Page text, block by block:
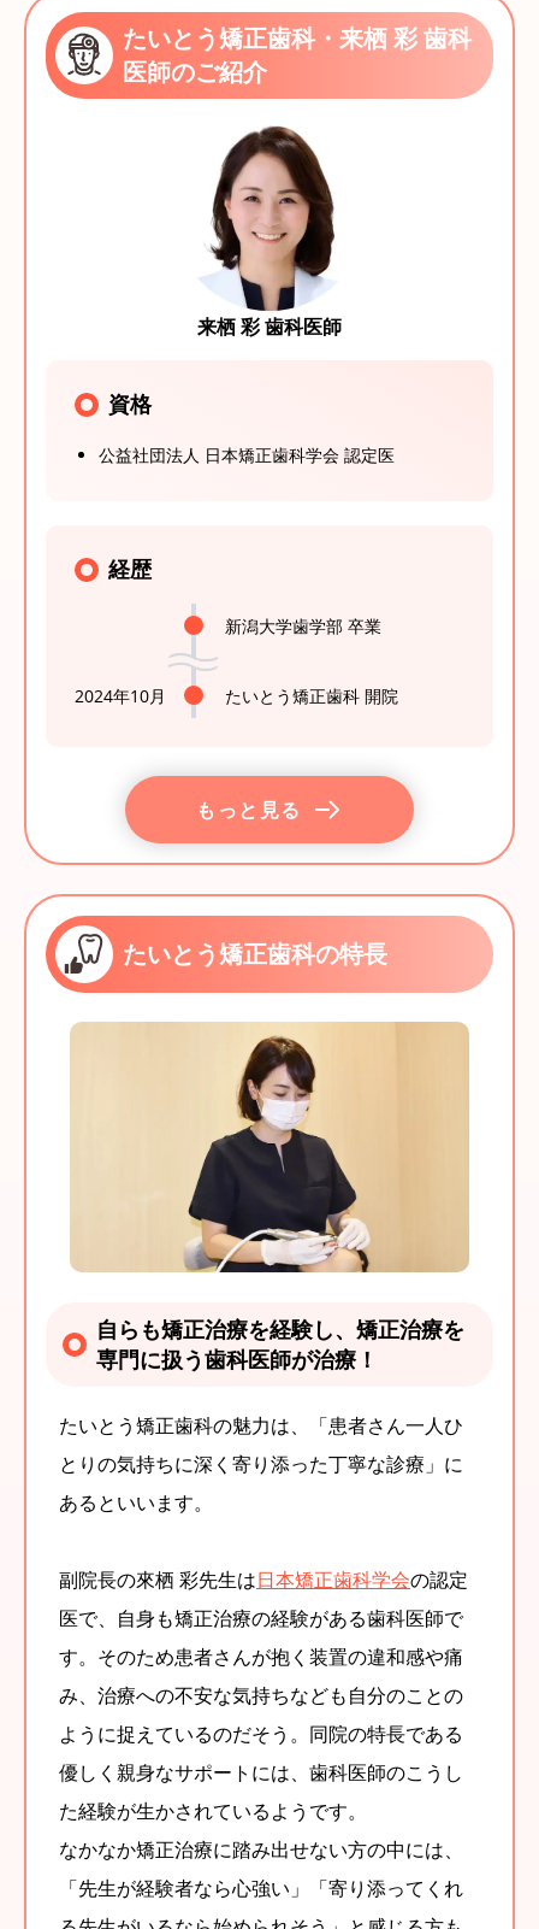
たいとう矯正歯科・来栖 彩 歯科
医師のご紹介
来栖 彩 歯科医師
資格
公益社団法人 日本矯正歯科学会 認定医
経歴
新潟大学歯学部 卒業
2024年10月 たいとう矯正歯科 開院
もっと見る
たいとう矯正歯科の特長
自らも矯正治療を経験し、矯正治療を
専門に扱う歯科医師が治療！
たいとう矯正歯科の魅力は、「患者さん一人ひ
とりの気持ちに深く寄り添った丁寧な診療」に
あるといいます。
副院長の來栖 彩先生は日本矯正歯科学会の認定
医で、自身も矯正治療の経験がある歯科医師で
す。そのため患者さんが抱く装置の違和感や痛
み、治療への不安な気持ちなども自分のことの
ように捉えているのだそう。同院の特長である
優しく親身なサポートには、歯科医師のこうし
た経験が生かされているようです。
なかなか矯正治療に踏み出せない方の中には、
「先生が経験者なら心強い」「寄り添ってくれ